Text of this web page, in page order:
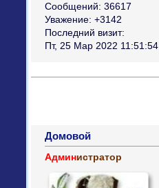
Сообщений: 36617
Уважение: +3142
Последний визит:
Пт, 25 Мар 2022 11:51:54
Домовой
Администратор